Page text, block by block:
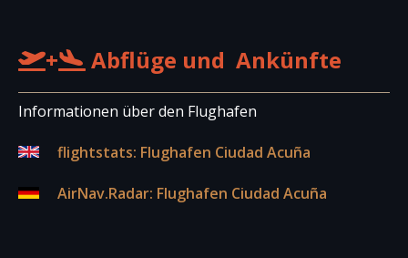
+ Abflüge und Ankünfte
Informationen über den Flughafen
flightstats: Flughafen Ciudad Acuña
AirNav.Radar: Flughafen Ciudad Acuña